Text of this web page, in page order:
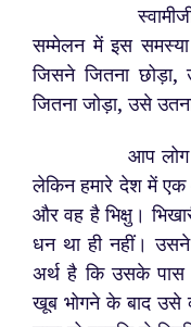
स्वामीजी ने
सम्मेलन में इस समस्या
जिसने जितना
जितना जोड़ा, उसे उतना
आप लोग
लेकिन हमारे देश में एक
और वह है भिक्षु।
धन था ही नहीं। उसने
अर्थ है कि उसके
खूब भोगने के बाद उसे